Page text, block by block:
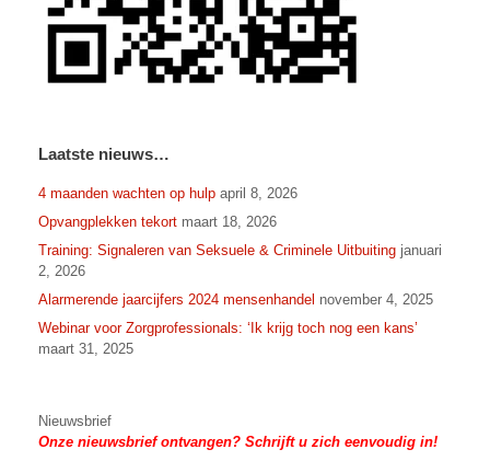
Laatste nieuws…
4 maanden wachten op hulp april 8, 2026
Opvangplekken tekort maart 18, 2026
Training: Signaleren van Seksuele & Criminele Uitbuiting januari
2, 2026
Alarmerende jaarcijfers 2024 mensenhandel november 4, 2025
Webinar voor Zorgprofessionals: ‘Ik krijg toch nog een kans’
maart 31, 2025
Nieuwsbrief
Onze nieuwsbrief ontvangen? Schrijft u zich eenvoudig in!